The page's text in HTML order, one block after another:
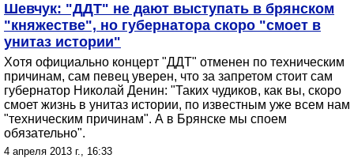
Шевчук: "ДДТ" не дают выступать в брянском
"княжестве", но губернатора скоро "смоет в
унитаз истории"
Хотя официально концерт "ДДТ" отменен по техническим
причинам, сам певец уверен, что за запретом стоит сам
губернатор Николай Денин: "Таких чудиков, как вы, скоро
смоет жизнь в унитаз истории, по известным уже всем нам
"техническим причинам". А в Брянске мы споем
обязательно".
4 апреля 2013 г., 16:33